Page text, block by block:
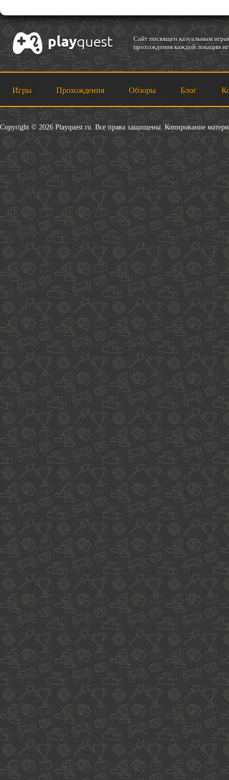
Cайт посвящен казуальным
прохождения каждой локации
Игры Прохождения Обзоры Блог
Copyright © 2026 Playquest.ru. Все права защищены. Копирование